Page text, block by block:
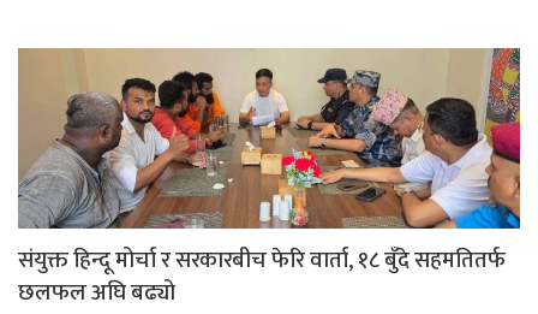
संयुक्त हिन्दू मोर्चा र सरकारबीच फेरि वार्ता, १८ बुँदे सहमतितर्फ
छलफल अघि बढ्यो